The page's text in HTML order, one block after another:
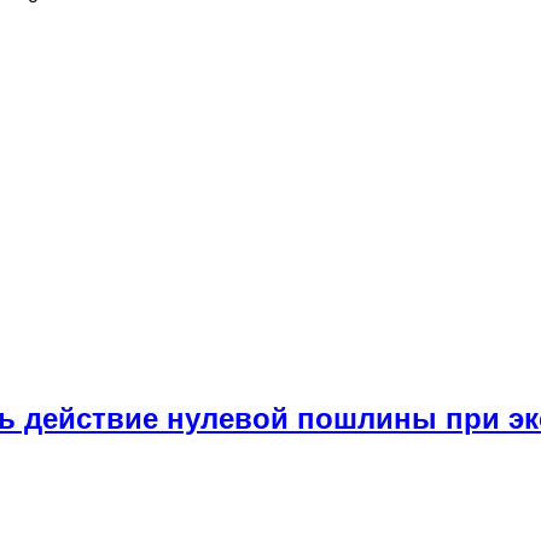
действие нулевой пошлины при